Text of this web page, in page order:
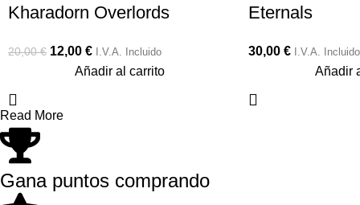
Kharadorn Overlords
20,00€ 12,00 € I.V.A. Incluido
Añadir al carrito
Eternals
30,00 € I.V.A. Incluido
Añadir
Read More
Gana puntos comprando